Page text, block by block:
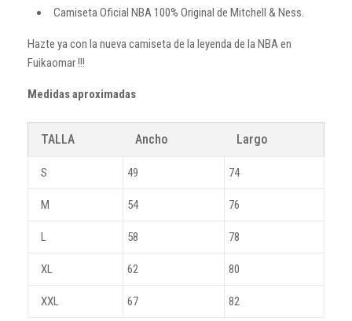
Camiseta Oficial NBA 100% Original de Mitchell & Ness.
Hazte ya con la nueva camiseta de la leyenda de la NBA en
Fuikaomar !!!
Medidas aproximadas
TALLA Ancho Largo
S 49 74
M 54 76
L 58 78
XL 62 80
XXL 67 82